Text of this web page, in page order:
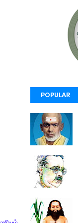
POPULAR